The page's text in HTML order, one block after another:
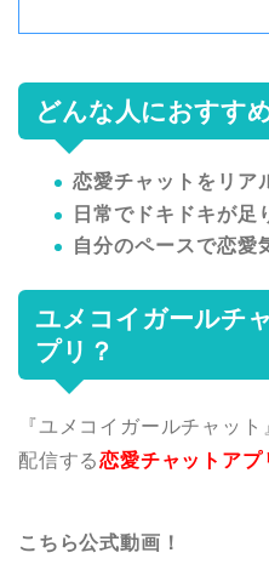
どんな人におすす
恋愛チャットをリア
日常でドキドキが足
自分のペースで恋愛
ユメコイガールチ
プリ？
『ユメコイガールチャッ
配信する恋愛チャットアプ
こちら公式動画！